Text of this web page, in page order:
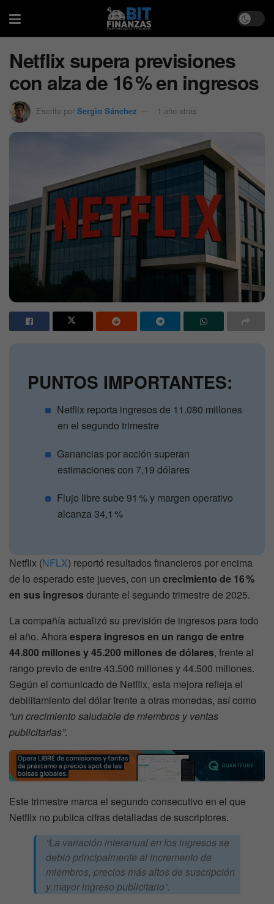
Netflix supera previsiones
con alza de 16 % en ingresos
Escrito por Sergio Sánchez 1 año atrás
PUNTOS IMPORTANTES:
Netflix reporta ingresos de 11.080 millones
en el segundo trimestre
Ganancias por acción superan
estimaciones con 7,19 dólares
Flujo libre sube 91 % y margen operativo
alcanza 34,1 %
Netflix (NFLX) reportó resultados financieros por encima
de lo esperado este jueves, con un crecimiento de 16 %
en sus ingresos durante el segundo trimestre de 2025.
La compañía actualizó su previsión de ingresos para todo
el año. Ahoraespera ingresos en un rango de entre
44.800 millones y 45.200 millones de dólares, frente al
rango previo de entre 43.500 millones y 44.500 millones.
Según el comunicado de Netflix, esta mejora refleja el
debilitamiento del dólar frente a otras monedas, así como
“un crecimiento saludable de miembros y ventas
publicitarias”.
Este trimestre marca el segundo consecutivo en el que
Netflix no publica cifras detalladas de suscriptores.
“La variación interanual en los ingresos se
debió principalmente al incremento de
miembros, precios más altos de suscripción
y mayor ingreso publicitario”.